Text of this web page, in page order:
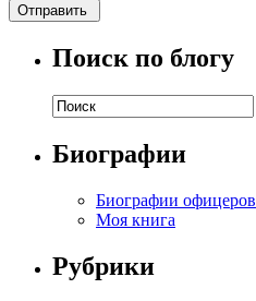
Поиск по блогу
Биографии
Биографии офицеров
Моя книга
Рубрики